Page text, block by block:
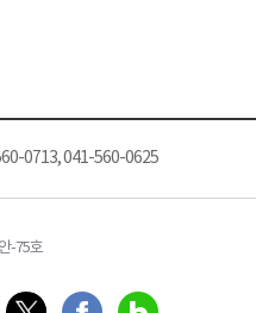
0713, 041-560-0625
-75호